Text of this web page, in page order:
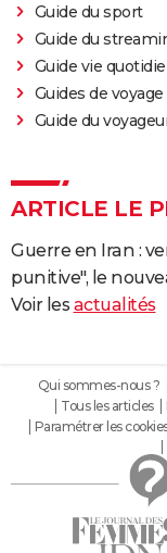
Guide du sport
Guide du
Guide vie
Guides de voyage
Guide du
ARTICLE LE
Guerre en Iran :
punitive", le
Voir les actualités
Qui sommes-nous ?
Tous les articles
Paramétrer les